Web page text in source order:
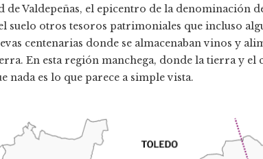
de Valdepeñas, el epicentro de la denominación
suelo otros tesoros patrimoniales que incluso
centenarias donde se almacenaban vinos y
En esta región manchega, donde la tierra y
nada es lo que parece a simple vista.